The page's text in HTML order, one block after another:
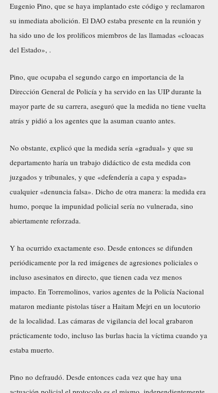
Eugenio Pino, que se haya implantado este código y reclamaron
su inmediata abolición. El DAO estaba presente en la reunión y
ha sido uno de los prolíficos miembros de las llamadas «cloacas
del Estado», .
Pino, que ocupaba el segundo cargo en importancia de la
Dirección General de Policía y ha servido en las UIP durante la
mayor parte de su carrera, aseguró que la medida no tiene vuelta
atrás y pidió a los agentes que la asuman cuanto antes.
No obstante, explicó que la medida sería «gradual» y que su
departamento haría un trabajo didáctico de esta medida con
juzgados y tribunales, y que «defendería a capa y espada»
cualquier «denuncia falsa». Dicho de otra manera: la medida era
humo, porque la impunidad policial sería no vulnerada, sino
abiertamente reforzada.
Y ha ocurrido exactamente eso. Desde entonces se difunden
periódicamente por la red imágenes de agresiones policiales o
incluso asesinatos en directo, que tienen cada vez menos
impacto. En Torremolinos, varios agentes de la Policía Nacional
mataron mediante pistolas táser a Haitam Mejri en un locutorio
de la localidad. Las cámaras de vigilancia del local grabaron
prácticamente todo, incluso las burlas hacia la víctima cuando ya
estaba muerto.
Pino no defraudó. Desde entonces cada vez que hay una